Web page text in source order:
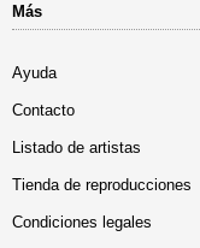
Más
Ayuda
Contacto
Listado de artistas
Tienda de reproducciones
Condiciones legales